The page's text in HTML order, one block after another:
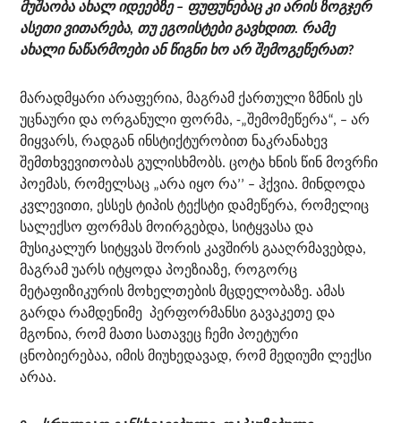
მუშაობა ახალ იდეებზე – ფუფუნებაც კი არის ზოგჯერ
ასეთი ვითარება, თუ ეგოისტები გავხდით. რამე
ახალი ნაწარმოები ან წიგნი ხო არ შემოგეწერათ?
მარადმყარი არაფერია, მაგრამ ქართული ზმნის ეს
უცნაური და ორგანული ფორმა, -„შემომეწერა“, – არ
მიყვარს, რადგან ინსტიქტურობით ნაკრანახევ
შემთხვევითობას გულისხმობს. ცოტა ხნის წინ მოვრჩი
პოემას, რომელსაც „არა იყო რა’’ – ჰქვია. მინდოდა
კვლევითი, ესსეს ტიპის ტექსტი დამეწერა, რომელიც
სალექსო ფორმას მოირგებდა, სიტყვასა და
მუსიკალურ სიტყვას შორის კავშირს გააღრმავებდა,
მაგრამ უარს იტყოდა პოეზიაზე, როგორც
მეტაფიზიკურის მოხელთების მცდელობაზე. ამას
გარდა რამდენიმე პერფორმანსი გავაკეთე და
მგონია, რომ მათი სათავეც ჩემი პოეტური
ცნობიერებაა, იმის მიუხედავად, რომ მედიუმი ლექსი
არაა.